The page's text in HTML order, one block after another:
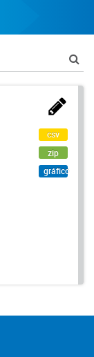
csv
zip
gráfico